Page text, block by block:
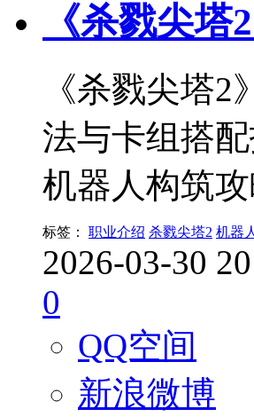
《杀戮尖
《杀戮尖塔
法与卡组搭
机器人构筑攻
标签： 职业介绍 杀戮尖塔2 机器人
2026-03-30
0
QQ空间
新浪微博